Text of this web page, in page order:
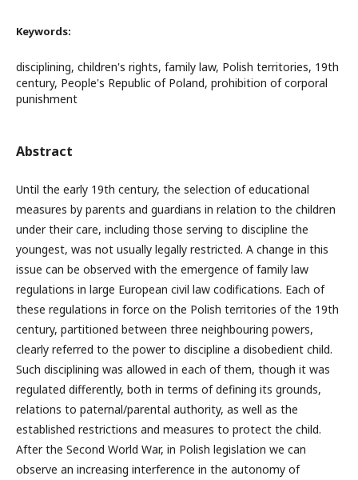
Keywords:
disciplining, children's rights, family law, Polish territories, 19th
century, People's Republic of Poland, prohibition of corporal
punishment
Abstract
Until the early 19th century, the selection of educational
measures by parents and guardians in relation to the children
under their care, including those serving to discipline the
youngest, was not usually legally restricted. A change in this
issue can be observed with the emergence of family law
regulations in large European civil law codifications. Each of
these regulations in force on the Polish territories of the 19th
century, partitioned between three neighbouring powers,
clearly referred to the power to discipline a disobedient child.
Such disciplining was allowed in each of them, though it was
regulated differently, both in terms of defining its grounds,
relations to paternal/parental authority, as well as the
established restrictions and measures to protect the child.
After the Second World War, in Polish legislation we can
observe an increasing interference in the autonomy of